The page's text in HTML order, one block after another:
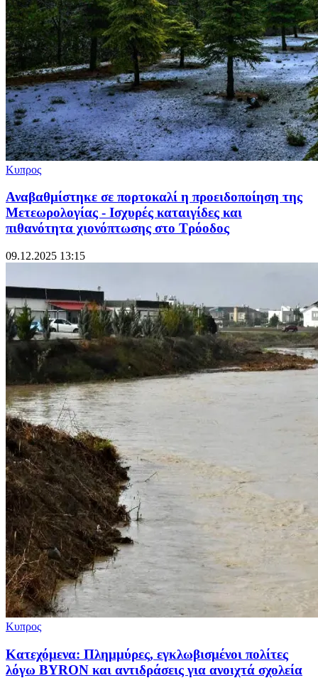
Κυπρος
Αναβαθμίστηκε σε πορτοκαλί η προειδοποίηση της
Μετεωρολογίας - Ισχυρές καταιγίδες και
πιθανότητα χιονόπτωσης στο Τρόοδος
09.12.2025 13:15
Κυπρος
Κατεχόμενα: Πλημμύρες, εγκλωβισμένοι πολίτες
λόγω BYRON και αντιδράσεις για ανοιχτά σχολεία